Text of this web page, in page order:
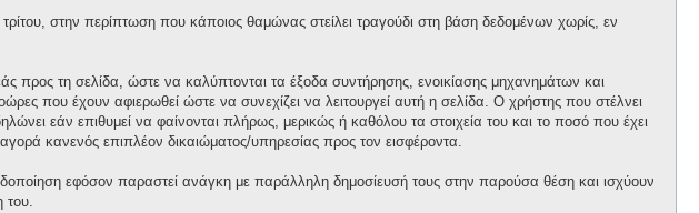
στην περίπτωση που κάποιος θαμώνας στείλει τραγούδι στη βάση δεδομένων χωρίς, εν
προς τη σελίδα, ώστε να καλύπτονται τα έξοδα συντήρησης, ενοικίασης μηχανημάτων και
που έχουν αφιερωθεί ώστε να συνεχίζει να λειτουργεί αυτή η σελίδα. Ο χρήστης που στέλνει
εάν επιθυμεί να φαίνονται πλήρως, μερικώς ή καθόλου τα στοιχεία του και το ποσό που έχει
κανενός επιπλέον δικαιώματος/υπηρεσίας προς τον εισφέροντα.
εφόσον παραστεί ανάγκη με παράλληλη δημοσίευσή τους στην παρούσα θέση και ισχύουν
του.